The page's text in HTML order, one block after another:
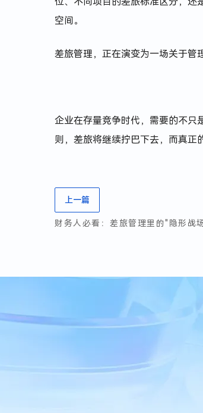
空间。
差旅管理，正在演变为一场关于
企业在存量竞争时代，需要的不只
则，差旅将继续拧巴下去，而真正
上一篇
财务人必看：差旅管理里的"隐形战